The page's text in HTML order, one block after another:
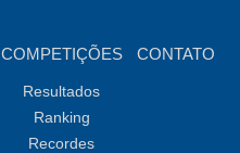
COMPETIÇÕES
Resultados
Ranking
Recordes
CONTATO